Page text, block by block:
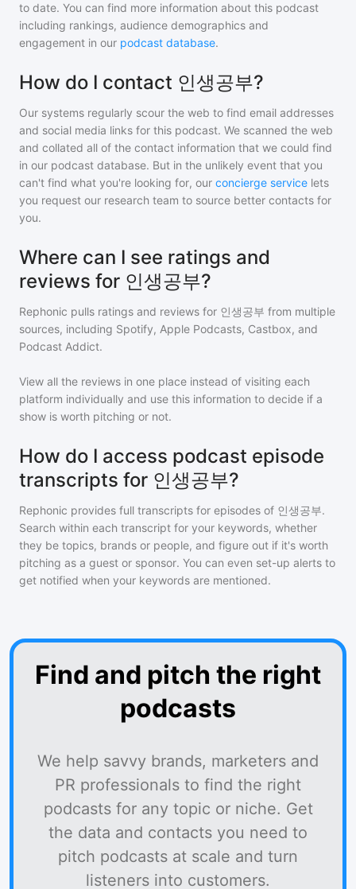
to date. You can find more information about this podcast
including rankings, audience demographics and
engagement in our podcast database.
How do I contact 인생공부?
Our systems regularly scour the web to find email addresses
and social media links for this podcast. We scanned the web
and collated all of the contact information that we could find
in our podcast database. But in the unlikely event that you
can't find what you're looking for, our concierge service lets
you request our research team to source better contacts for
you.
Where can I see ratings and
reviews for 인생공부?
Rephonic pulls ratings and reviews for 인생공부 from multiple
sources, including Spotify, Apple Podcasts, Castbox, and
Podcast Addict.
View all the reviews in one place instead of visiting each
platform individually and use this information to decide if a
show is worth pitching or not.
How do I access podcast episode
transcripts for 인생공부?
Rephonic provides full transcripts for episodes of 인생공부.
Search within each transcript for your keywords, whether
they be topics, brands or people, and figure out if it's worth
pitching as a guest or sponsor. You can even set-up alerts to
get notified when your keywords are mentioned.
Find and pitch the right
podcasts
We help savvy brands, marketers and
PR professionals to find the right
podcasts for any topic or niche. Get
the data and contacts you need to
pitch podcasts at scale and turn
listeners into customers.